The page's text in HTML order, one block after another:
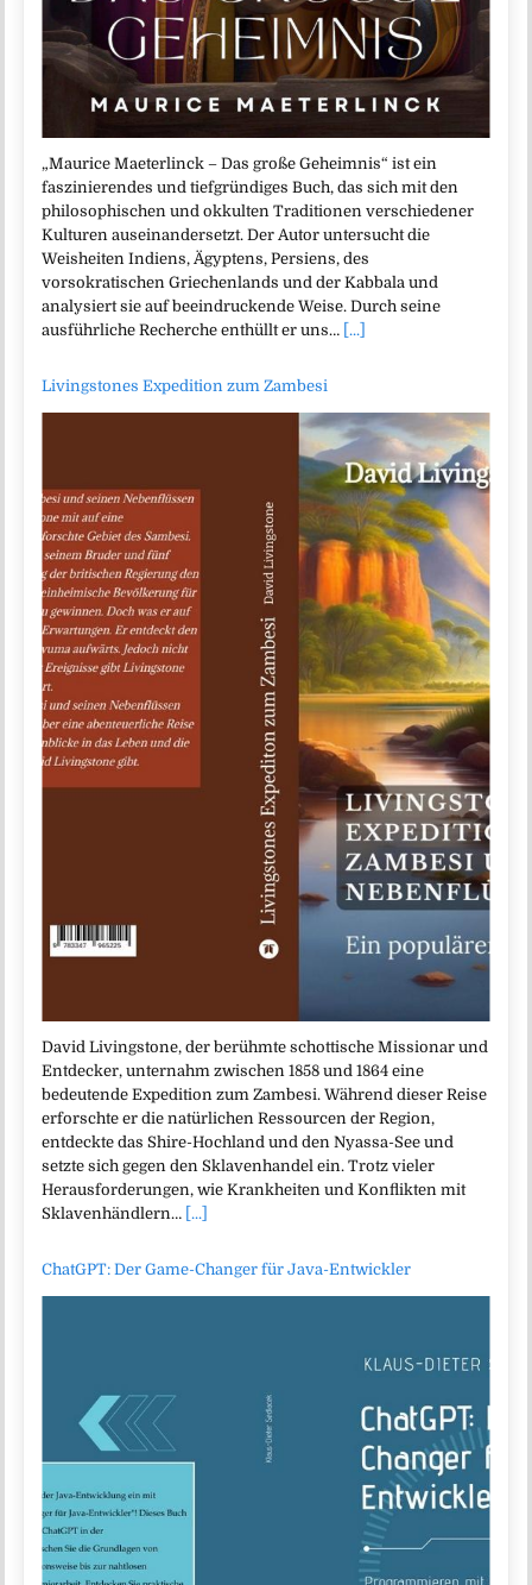
„Maurice Maeterlinck – Das große Geheimnis“ ist ein
faszinierendes und tiefgründiges Buch, das sich mit den
philosophischen und okkulten Traditionen verschiedener
Kulturen auseinandersetzt. Der Autor untersucht die
Weisheiten Indiens, Ägyptens, Persiens, des
vorsokratischen Griechenlands und der Kabbala und
analysiert sie auf beeindruckende Weise. Durch seine
ausführliche Recherche enthüllt er uns… [...]
Livingstones Expedition zum Zambesi
David Livingstone, der berühmte schottische Missionar und
Entdecker, unternahm zwischen 1858 und 1864 eine
bedeutende Expedition zum Zambesi. Während dieser Reise
erforschte er die natürlichen Ressourcen der Region,
entdeckte das Shire-Hochland und den Nyassa-See und
setzte sich gegen den Sklavenhandel ein. Trotz vieler
Herausforderungen, wie Krankheiten und Konflikten mit
Sklavenhändlern… [...]
ChatGPT: Der Game-Changer für Java-Entwickler